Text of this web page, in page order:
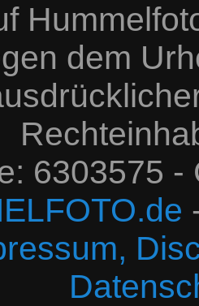
dem
6303575